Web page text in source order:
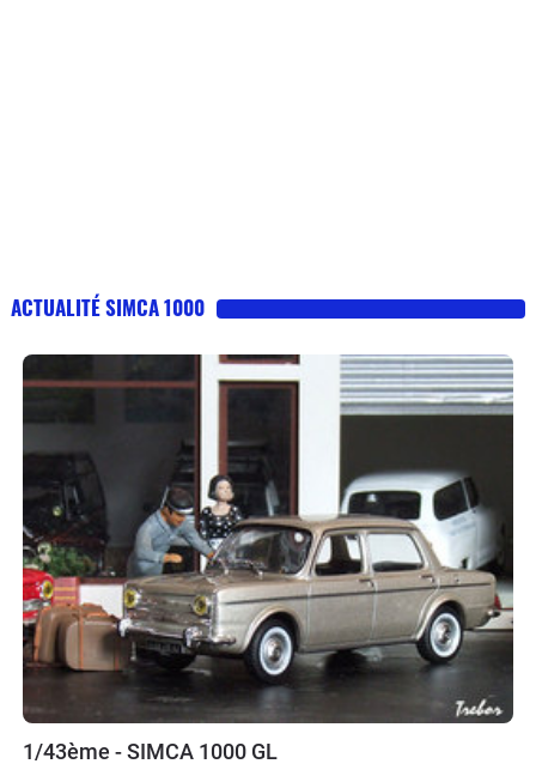
ACTUALITÉ SIMCA 1000
1/43ème - SIMCA 1000 GL